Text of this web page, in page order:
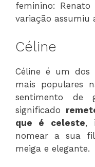
feminino:
variação assumiu
Céline
Céline é um dos
mais populares
sentimento de
significado
que é celeste,
nomear a sua
meiga e elegante.